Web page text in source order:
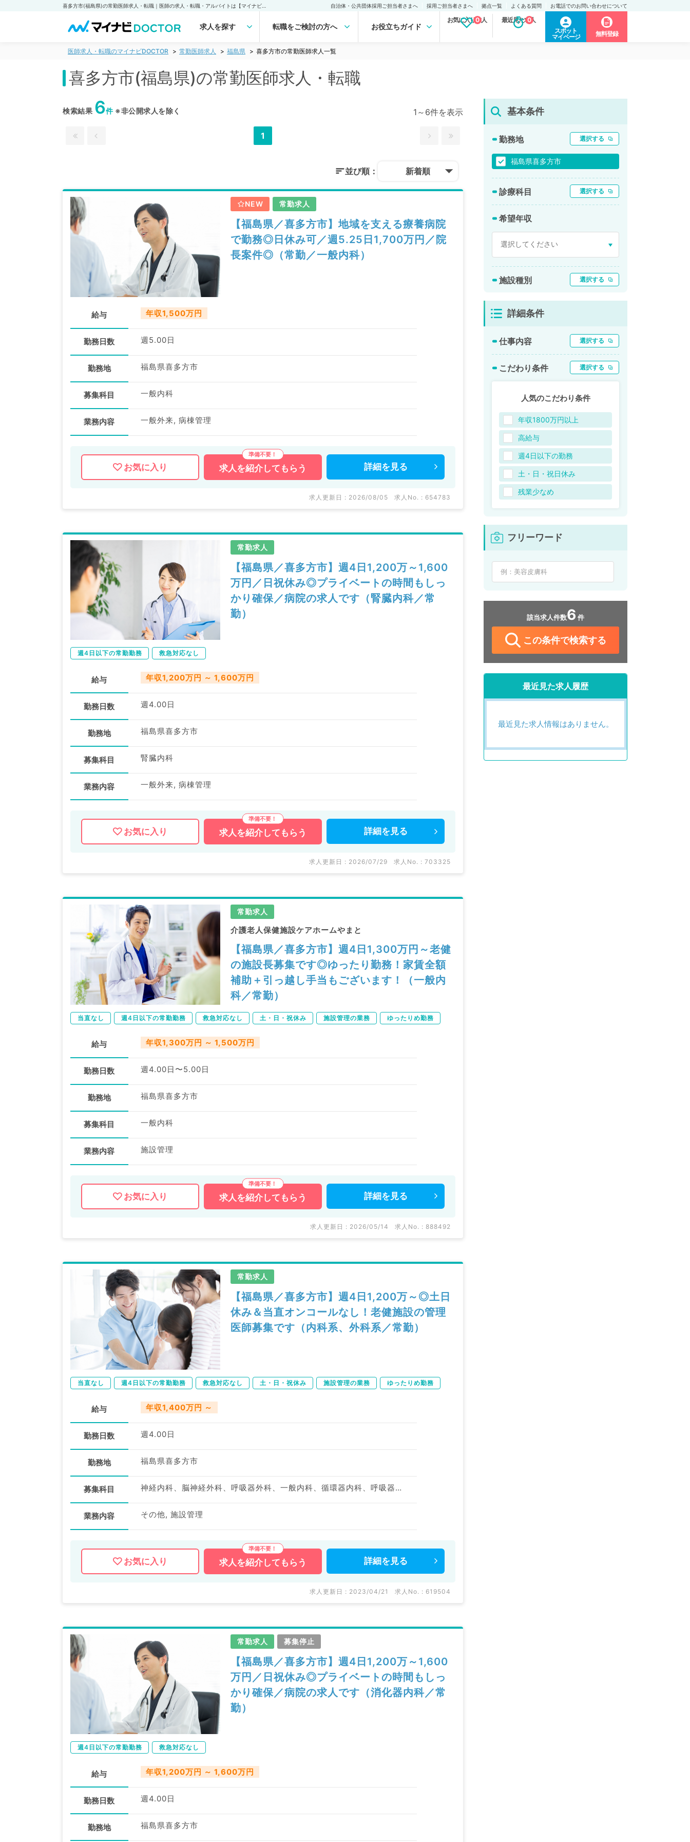
自治体・公共団体採用ご担当者さまへ 採用ご担当者さまへ 拠点一覧 よくある質問 お電話でのお問い合わせについて
求人を探す 転職をご検討の方へ お役立ちガイド
お気に入り求人
0 最近見た求人
0
スポット
マイページ
無料登録
医師求人・転職のマイナビDOCTOR 常勤医師求人 福島県 喜多方市の常勤医師求人一覧
喜多方市(福島県)の常勤医師求人・転職
検索結果 6件※非公開求人を除く 1～6件を表示
1
並び順： 新着順
NEW 常勤求人
【福島県／喜多方市】地域を支える療養病院
で勤務◎日休み可／週5.25日1,700万円／院
長案件◎（常勤／一般内科）
給与 年収1,500万円
勤務日数 週5.00日
勤務地 福島県喜多方市
募集科目 一般内科
業務内容 一般外来, 病棟管理
お気に入り 求人を紹介してもらう 詳細を 見る
求人更新日 : 2026/08/05 求人No. : 654783
常勤求人
【福島県／喜多方市】週4日1,200万～1,600
万円／日祝休み◎プライベートの時間もしっ
かり確保／病院の求人です（腎臓内科／常
勤）
週4日以下の常勤勤務 救急対応なし
給与 年収1,200万円 ～ 1,600万円
勤務日数 週4.00日
勤務地 福島県喜多方市
募集科目 腎臓内科
業務内容 一般外来, 病棟管理
お気に入り 求人を紹介してもらう 詳細を 見る
求人更新日 : 2026/07/29 求人No. : 703325
常勤求人
介護老人保健施設ケアホームやまと
【福島県／喜多方市】週4日1,300万円～老健
の施設長募集です◎ゆったり勤務！家賃全額
補助＋引っ越し手当もございます！（一般内
科／常勤）
当直なし 週4日以下の常勤勤務 救急対応なし 土・日・祝休み 施設管理の業務 ゆったりめ勤務
給与 年収1,300万円 ～ 1,500万円
勤務日数 週4.00日〜5.00日
勤務地 福島県喜多方市
募集科目 一般内科
業務内容 施設管理
お気に入り 求人を紹介してもらう 詳細を 見る
求人更新日 : 2026/05/14 求人No. : 888492
常勤求人
【福島県／喜多方市】週4日1,200万～◎土日
休み＆当直オンコールなし！老健施設の管理
医師募集です（内科系、外科系／常勤）
当直なし 週4日以下の常勤勤務 救急対応なし 土・日・祝休み 施設管理の業務 ゆったりめ勤務
給与 年収1,400万円 ～
勤務日数 週4.00日
勤務地 福島県喜多方市
募集科目 神経内科、脳神経外科、呼吸器外科、一般内科、循環器内科、呼吸器内科、消化器内科、内分泌・代謝内科、腎臓内科、老年内科、外科系全般、一般外科、消化器外科
業務内容 その他, 施設管理
お気に入り 求人を紹介してもらう 詳細を 見る
求人更新日 : 2023/04/21 求人No. : 619504
常勤求人 募集停止
【福島県／喜多方市】週4日1,200万～1,600
万円／日祝休み◎プライベートの時間もしっ
かり確保／病院の求人です（消化器内科／常
勤）
週4日以下の常勤勤務 救急対応なし
給与 年収1,200万円 ～ 1,600万円
勤務日数 週4.00日
勤務地 福島県喜多方市
基本条件
勤務地 選択する
福島県喜多方市
診療科目 選択する
希望年収
施設種別 選択する
詳細条件
仕事内容 選択する
こだわり条件 選択する
人気のこだわり条件
年収1800万円以上
高給与
週4日以下の勤務
土・日・祝日休み
残業少なめ
フリーワード
該当求人件数6 件
この条件で検索する
最近見た求人履歴
最近見た求人情報はありません。